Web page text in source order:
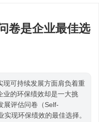
卷是企业最佳选
现可持续发展方面肩负着重
业的环保绩效却是一大挑
展评估问卷（Self-
现环保绩效的最佳选择。